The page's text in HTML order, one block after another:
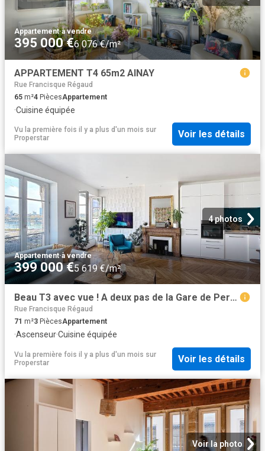
Appartement·à vendre
395 000 €6 076 €/m²
APPARTEMENT T4 65m2 AINAY
Rue Francisque Régaud
65 m²4 PiècesAppartement
·Cuisine équipée
Vu la première fois il y a plus d'un mois sur
Properstar
Voir les détails
4 photos
Appartement·à vendre
399 000 €5 619 €/m²
Beau T3 avec vue ! A deux pas de la Gare de Perrache
Rue Francisque Régaud
71 m²3 PiècesAppartement
·Ascenseur·Cuisine équipée
Vu la première fois il y a plus d'un mois sur
Properstar
Voir les détails
Voir la photo